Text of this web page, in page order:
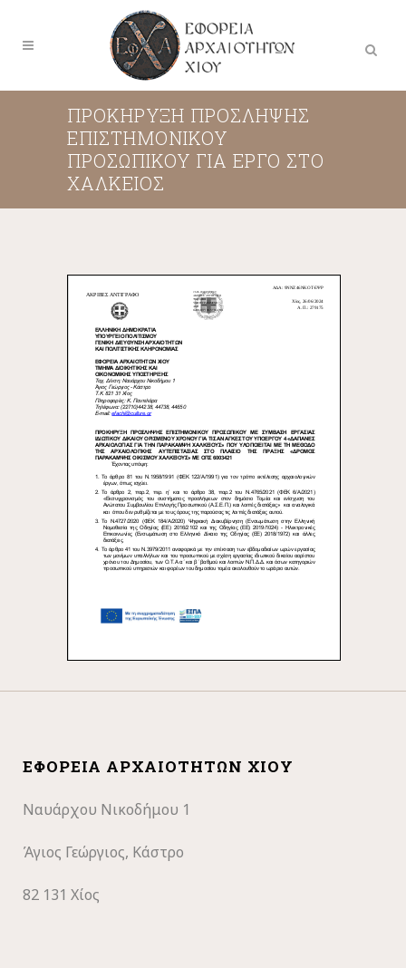
ΠΡΟΚΗΡΥΞΗ ΠΡΟΣΛΗΨΗΣ
ΕΠΙΣΤΗΜΟΝΙΚΟΥ
ΠΡΟΣΩΠΙΚΟΥ ΓΙΑ ΕΡΓΟ ΣΤΟ
ΧΑΛΚΕΙΟΣ
ΕΦΟΡΕΊΑ ΑΡΧΑΙΟΤΉΤΩΝ ΧΊΟΥ
Ναυάρχου Νικοδήμου 1
Άγιος Γεώργιος, Κάστρο
82 131 Χίος